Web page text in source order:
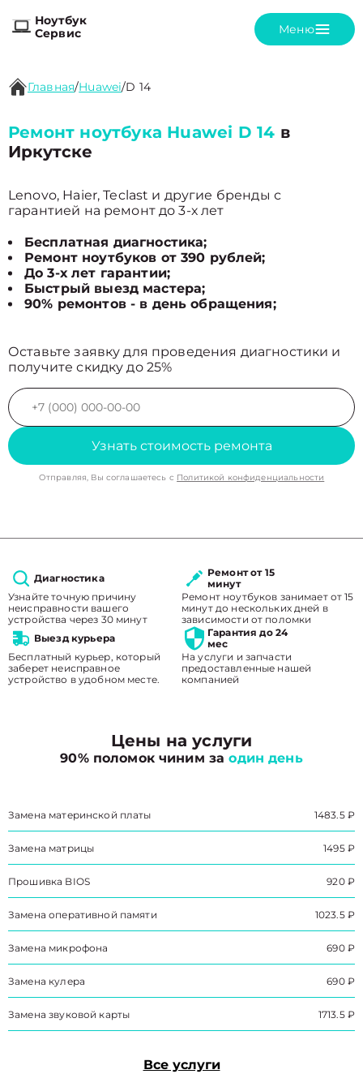
Ноутбук
Сервис
Меню
Главная/Huawei/D 14
Ремонт ноутбука Huawei D 14 в
Иркутске
Lenovo, Haier, Teclast и другие бренды с
гарантией на ремонт до 3-х лет
Бесплатная диагностика;
Ремонт ноутбуков от 390 рублей;
До 3-х лет гарантии;
Быстрый выезд мастера;
90% ремонтов - в день обращения;
Оставьте заявку для проведения диагностики и
получите скидку до 25%
Узнать стоимость ремонта
Отправляя, Вы соглашаетесь с Политикой конфиденциальности
Диагностика
Узнайте точную причину
неисправности вашего
устройства через 30 минут
Ремонт от 15
минут
Ремонт ноутбуков занимает от 15
минут до нескольких дней в
зависимости от поломки
Выезд курьера
Бесплатный курьер, который
заберет неисправное
устройство в удобном месте.
Гарантия до 24
мес
На услуги и запчасти
предоставленные нашей
компанией
Цены на услуги
90% поломок чиним заодин день
Замена материнской платы 1483.5 ₽
Замена матрицы 1495 ₽
Прошивка BIOS 920 ₽
Замена оперативной памяти 1023.5 ₽
Замена микрофона 690 ₽
Замена кулера 690 ₽
Замена звуковой карты 1713.5 ₽
Все услуги